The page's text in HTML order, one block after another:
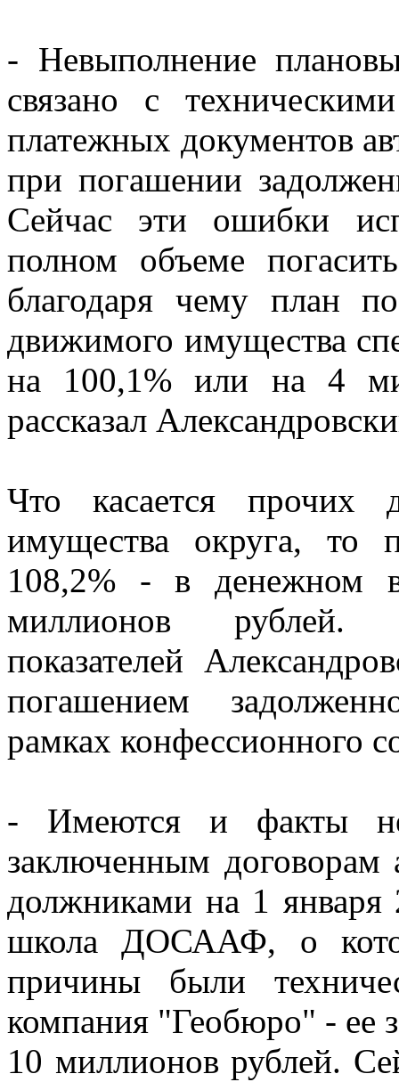
- Невыполнение
связано с
платежных документов
при погашении
Сейчас эти ошибки
полном объеме
благодаря чему план
движимого имущества
на 100,1% или на 4
рассказал
Что касается прочих
имущества округа, то
108,2% - в денежном
миллионов рублей.
показателей
погашением
рамках конфессионного
- Имеются и факты
заключенным
должниками на 1 января
школа ДОСААФ, о
причины были
компания "Геобюро" - ее
10 миллионов рублей.